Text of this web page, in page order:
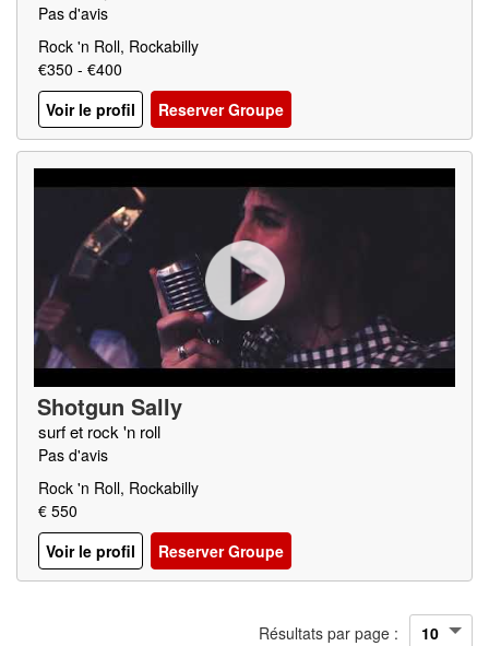
Pas d'avis
Rock 'n Roll, Rockabilly
€350 - €400
Voir le profil
Reserver Groupe
Shotgun Sally
surf et rock 'n roll
Pas d'avis
Rock 'n Roll, Rockabilly
€ 550
Voir le profil
Reserver Groupe
Résultats par page :